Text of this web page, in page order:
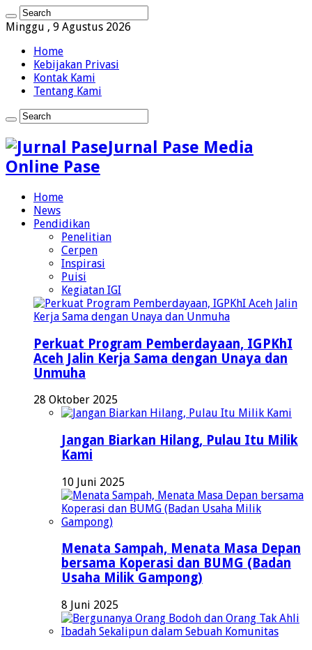
Minggu , 9 Agustus 2026
Home
Kebijakan Privasi
Kontak Kami
Tentang Kami
Jurnal Pase Media
Online Pase
Home
News
Pendidikan
Penelitian
Cerpen
Inspirasi
Puisi
Kegiatan IGI
Perkuat Program Pemberdayaan, IGPKhI
Aceh Jalin Kerja Sama dengan Unaya dan
Unmuha
28 Oktober 2025
Jangan Biarkan Hilang, Pulau Itu Milik
Kami
10 Juni 2025
Menata Sampah, Menata Masa Depan
bersama Koperasi dan BUMG (Badan
Usaha Milik Gampong)
8 Juni 2025